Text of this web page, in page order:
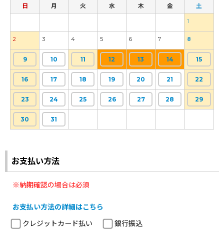
日 月 火 水 木 金 土
1
2 3 4 5 6 7 8
9 10 11 12 13 14 15
16 17 18 19 20 21 22
23 24 25 26 27 28 29
30 31
お支払い方法
※納期確認の場合は必須
お支払い方法の詳細はこちら
クレジットカード払い
銀行振込